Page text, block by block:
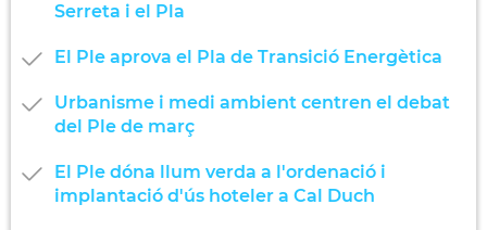
Serreta i el Pla
El Ple aprova el Pla de Transició Energètica
Urbanisme i medi ambient centren el debat
del Ple de març
El Ple dóna llum verda a l'ordenació i
implantació d'ús hoteler a Cal Duch